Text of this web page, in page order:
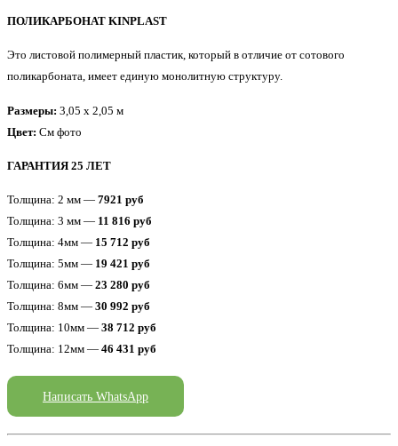
ПОЛИКАРБОНАТ KINPLAST
Это листовой полимерный пластик, который в отличие от сотового
поликарбоната, имеет единую монолитную структуру.
Размеры: 3,05 x 2,05 м
Цвет: См фото
ГАРАНТИЯ 25 ЛЕТ
Толщина: 2 мм — 7921 руб
Толщина: 3 мм — 11 816 руб
Толщина: 4мм — 15 712 руб
Толщина: 5мм — 19 421 руб
Толщина: 6мм — 23 280 руб
Толщина: 8мм — 30 992 руб
Толщина: 10мм — 38 712 руб
Толщина: 12мм — 46 431 руб
Написать WhatsApp